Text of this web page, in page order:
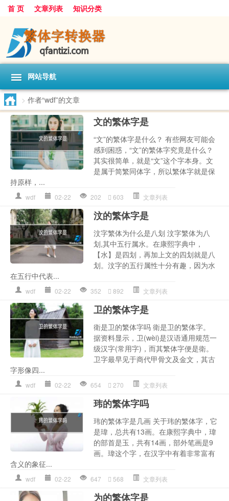
首 页 文章列表 知识分类
网站导航
> 作者“wdf”的文章
文的繁体字是
“文”的繁体字是什么？ 有些网友可能会
感到困惑，“文”的繁体字究竟是什么？
其实很简单，就是“文”这个字本身。文
是属于简繁同体字，所以繁体字就是保
持原样，...
wdf 02-22 202 603 文章列表
汶的繁体字是
汶字繁体为什么是八划 汶字繁体为八
划,其中五行属水。在康熙字典中，
【水】是四划，再加上文的四划就是八
划。汶字的五行属性十分有趣，因为水
在五行中代表...
wdf 02-22 352 892 文章列表
卫的繁体字是
衛是卫的繁体字吗 衛是卫的繁体字。
据资料显示，卫(wèi)是汉语通用规范一
级汉字(常用字)，而其繁体字便是衛。
卫字最早见于商代甲骨文及金文，其古
字形像四...
wdf 02-22 654 270 文章列表
玮的繁体字吗
玮的繁体字是几画 关于玮的繁体字，它
是瑋，总共有13画。在康熙字典中，瑋
的部首是玉，共有14画，部外笔画是9
画。瑋这个字，在汉字中有着非常富有
含义的象征...
wdf 02-22 647 568 文章列表
为的繁体字是